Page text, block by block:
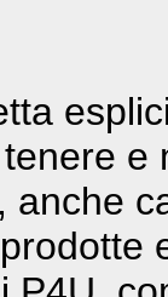
e
anche